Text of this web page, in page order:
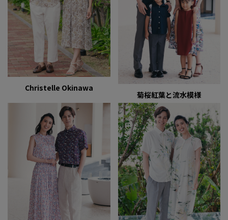
Christelle Okinawa
菊桜紅葉と流水模様